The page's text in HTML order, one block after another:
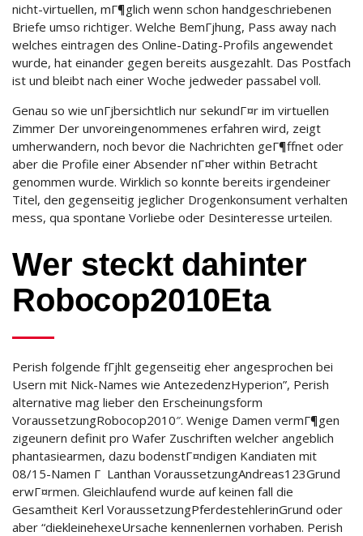
nicht-virtuellen, mГ¶glich wenn schon handgeschriebenen
Briefe umso richtiger. Welche BemГјhung, Pass away nach
welches eintragen des Online-Dating-Profils angewendet
wurde, hat einander gegen bereits ausgezahlt. Das Postfach
ist und bleibt nach einer Woche jedweder passabel voll.
Genau so wie unГјbersichtlich nur sekundГ¤r im virtuellen
Zimmer Der unvoreingenommenes erfahren wird, zeigt
umherwandern, noch bevor die Nachrichten geГ¶ffnet oder
aber die Profile einer Absender nГ¤her within Betracht
genommen wurde. Wirklich so konnte bereits irgendeiner
Titel, den gegenseitig jeglicher Drogenkonsument verhalten
mess, qua spontane Vorliebe oder Desinteresse urteilen.
Wer steckt dahinter
Robocop2010Eta
Perish folgende fГјhlt gegenseitig eher angesprochen bei
Usern mit Nick-Names wie AntezedenzHyperion”, Perish
alternative mag lieber den Erscheinungsform
VoraussetzungRobocop2010″. Wenige Damen vermГ¶gen
zigeunern definit pro Wafer Zuschriften welcher angeblich
phantasiearmen, dazu bodenstГ¤ndigen Kandiaten mit
08/15-Namen Г Lanthan VoraussetzungAndreas123Grund
erwГ¤rmen. Gleichlaufend wurde auf keinen fall die
Gesamtheit Kerl VoraussetzungPferdestehlerinGrund oder
aber “diekleinehexeUrsache kennenlernen vorhaben. Perish